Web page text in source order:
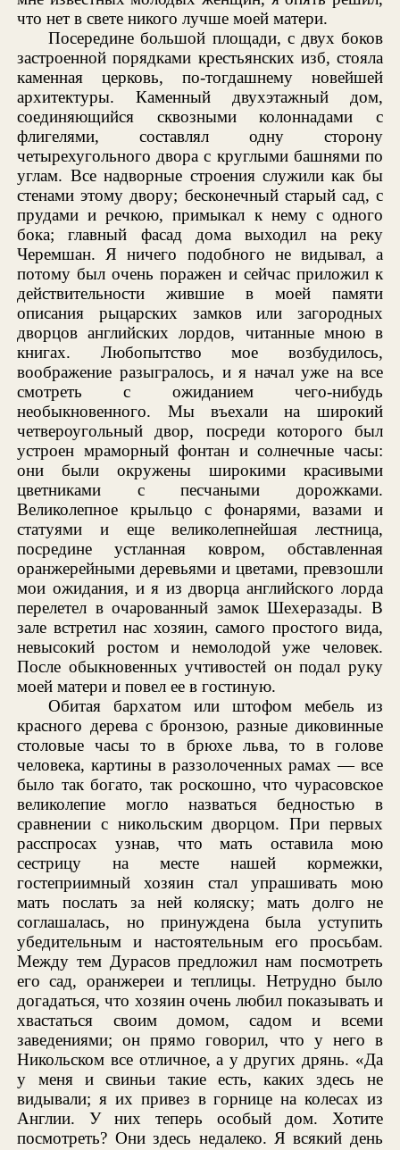
что нет в свете никого лучше моей матери.
Посередине большой площади, с двух боков
застроенной порядками крестьянских изб, стояла
каменная церковь, по-тогдашнему новейшей
архитектуры. Каменный двухэтажный дом,
соединяющийся сквозными колоннадами с
флигелями, составлял одну сторону
четырехугольного двора с круглыми башнями по
углам. Все надворные строения служили как бы
стенами этому двору; бесконечный старый сад, с
прудами и речкою, примыкал к нему с одного
бока; главный фасад дома выходил на реку
Черемшан. Я ничего подобного не видывал, а
потому был очень поражен и сейчас приложил к
действительности жившие в моей памяти
описания рыцарских замков или загородных
дворцов английских лордов, читанные мною в
книгах. Любопытство мое возбудилось,
воображение разыгралось, и я начал уже на все
смотреть с ожиданием чего-нибудь
необыкновенного. Мы въехали на широкий
четвероугольный двор, посреди которого был
устроен мраморный фонтан и солнечные часы:
они были окружены широкими красивыми
цветниками с песчаными дорожками.
Великолепное крыльцо с фонарями, вазами и
статуями и еще великолепнейшая лестница,
посредине устланная ковром, обставленная
оранжерейными деревьями и цветами, превзошли
мои ожидания, и я из дворца английского лорда
перелетел в очарованный замок Шехеразады. В
зале встретил нас хозяин, самого простого вида,
невысокий ростом и немолодой уже человек.
После обыкновенных учтивостей он подал руку
моей матери и повел ее в гостиную.
Обитая бархатом или штофом мебель из
красного дерева с бронзою, разные диковинные
столовые часы то в брюхе льва, то в голове
человека, картины в раззолоченных рамах — все
было так богато, так роскошно, что чурасовское
великолепие могло назваться бедностью в
сравнении с никольским дворцом. При первых
расспросах узнав, что мать оставила мою
сестрицу на месте нашей кормежки,
гостеприимный хозяин стал упрашивать мою
мать послать за ней коляску; мать долго не
соглашалась, но принуждена была уступить
убедительным и настоятельным его просьбам.
Между тем Дурасов предложил нам посмотреть
его сад, оранжереи и теплицы. Нетрудно было
догадаться, что хозяин очень любил показывать и
хвастаться своим домом, садом и всеми
заведениями; он прямо говорил, что у него в
Никольском все отличное, а у других дрянь. «Да
у меня и свиньи такие есть, каких здесь не
видывали; я их привез в горнице на колесах из
Англии. У них теперь особый дом. Хотите
посмотреть? Они здесь недалеко. Я всякий день